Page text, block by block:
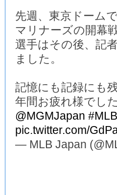
先週、東京ドーム
マリナーズの開幕
選手はその後、記
ました。
記憶にも記録にも
年間お疲れ様でし
@MGMJapan
pic.twitter.com/
— MLB Japan